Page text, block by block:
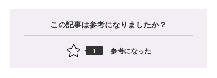
この記事は参考になりましたか？
1 参考になった